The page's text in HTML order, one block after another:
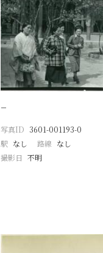
−
写真ID 3601-001193-0
駅 なし 路線 なし
撮影日 不明